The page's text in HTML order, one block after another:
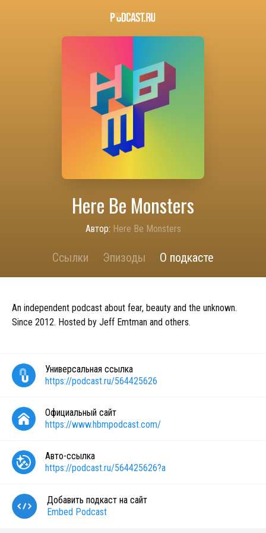
Here Be Monsters
Автор: Here Be Monsters
Ссылки Эпизоды О подкасте
An independent podcast about fear, beauty and the unknown.
Since 2012. Hosted by Jeff Emtman and others.
Универсальная ссылка
https://podcast.ru/564425626
Официальный сайт
https://www.hbmpodcast.com/
Авто-ссылка
https://podcast.ru/564425626?a
Добавить подкаст на сайт
Embed Podcast